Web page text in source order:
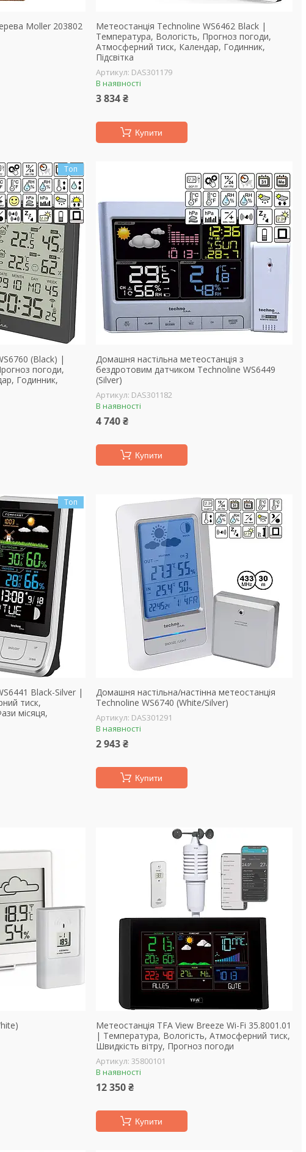
Moller 203802
Метеостанція Technoline WS6462 Black |
Температура, Вологість, Прогноз погоди,
Атмосферний тиск, Календар, Годинник,
Підсвітка
DAS301179
В наявності
3 834 ₴
Купити
Топ
(Black) |
погоди,
Годинник,
Домашня настільна метеостанція з
бездротовим датчиком Technoline WS6449
(Silver)
DAS301182
В наявності
4 740 ₴
Купити
Топ
Black-Silver |
тиск,
місяця,
Домашня настільна/настінна метеостанція
Technoline WS6740 (White/Silver)
DAS301291
В наявності
2 943 ₴
Купити
Метеостанція TFA View Breeze Wi-Fi 35.8001.01
| Температура, Вологість, Атмосферний тиск,
Швидкість вітру, Прогноз погоди
35800101
В наявності
12 350 ₴
Купити